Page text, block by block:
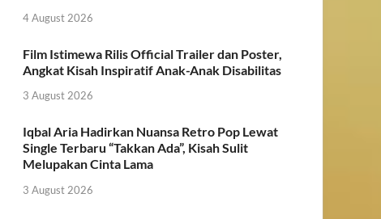
4 August 2026
Film Istimewa Rilis Official Trailer dan Poster,
Angkat Kisah Inspiratif Anak-Anak Disabilitas
3 August 2026
Iqbal Aria Hadirkan Nuansa Retro Pop Lewat
Single Terbaru “Takkan Ada”, Kisah Sulit
Melupakan Cinta Lama
3 August 2026